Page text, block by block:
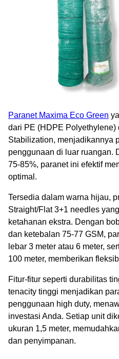
Paranet Maxima Eco Green
dari PE (HDPE
Stabilization, menjadikannya
penggunaan di luar ruangan.
75-85%, paranet ini efektif
optimal.
Tersedia dalam warna hijau,
Straight/Flat 3+1 needles
ketahanan ekstra. Dengan
dan ketebalan 75-77 GSM,
lebar 3 meter atau 6 meter,
100 meter, memberikan
Fitur-fitur seperti durabilitas
tenacity tinggi menjadikan
penggunaan high duty,
investasi Anda. Setiap unit
ukuran 1,5 meter,
dan penyimpanan.